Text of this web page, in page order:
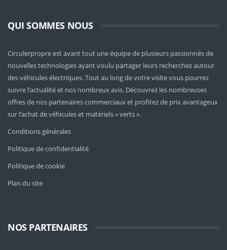
QUI SOMMES NOUS
Circulerpropre est avant tout une équipe de plusieurs passionnés de
nouvelles technologies ayant voulu partager leurs recherches autour
des véhicules électriques. Tout au long de votre visite vous pourrez
suivre l’actualité et nos nombreux avis. Découvrez les nombreuses
offres de nos partenaires commerciaux et profitez de prix avantageux
sur l’achat de véhicules et matériels « verts ».
Conditions générales
Politique de confidentialité
Politique de cookie
Plan du site
NOS PARTENAIRES